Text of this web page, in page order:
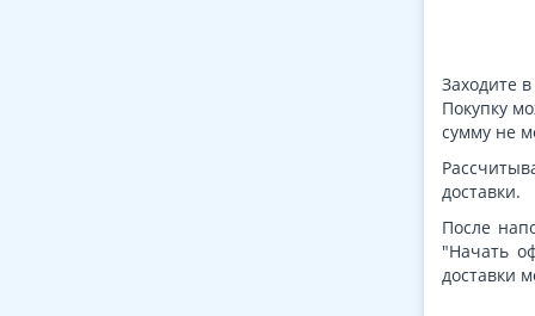
Заходите
Покупку
сумму не
доставки.
После
"Начать
доставки